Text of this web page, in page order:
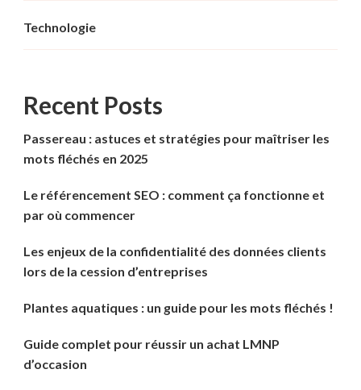
Technologie
Recent Posts
Passereau : astuces et stratégies pour maîtriser les
mots fléchés en 2025
Le référencement SEO : comment ça fonctionne et
par où commencer
Les enjeux de la confidentialité des données clients
lors de la cession d’entreprises
Plantes aquatiques : un guide pour les mots fléchés !
Guide complet pour réussir un achat LMNP
d’occasion